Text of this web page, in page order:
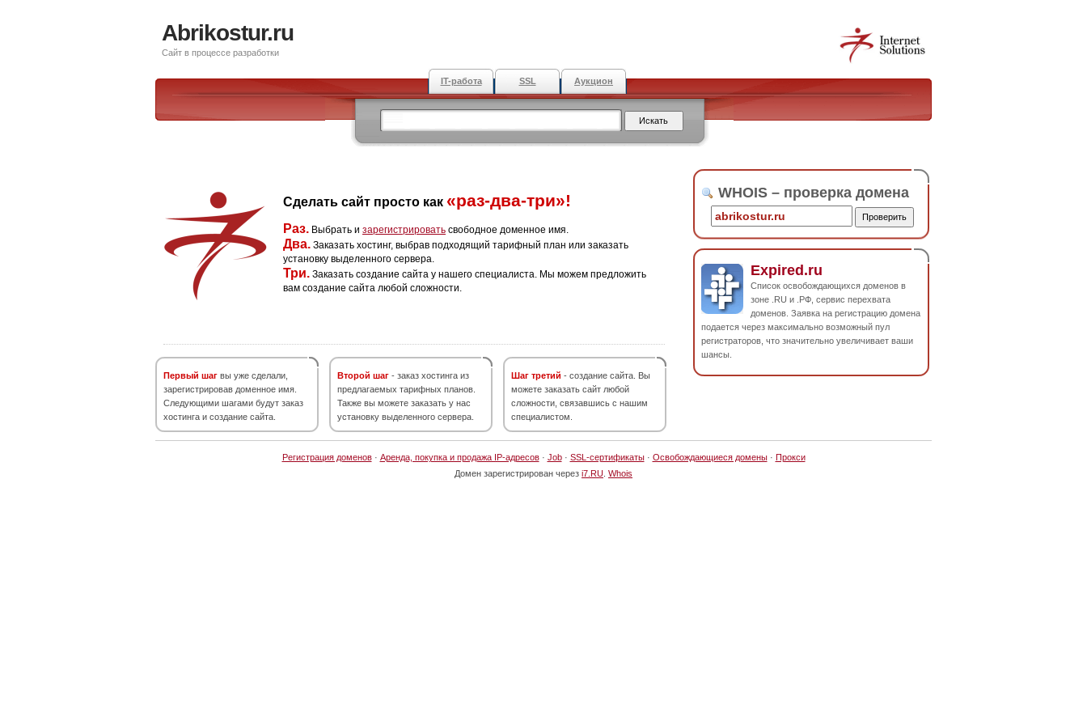
Abrikostur.ru
Сайт в процессе разработки
IT-работа SSL Аукцион
Сделать сайт просто как «раз-два-три»!
Раз. Выбрать и зарегистрировать свободное доменное имя.
Два. Заказать хостинг, выбрав подходящий тарифный план или заказать
установку выделенного сервера.
Три. Заказать создание сайта у нашего специалиста. Мы можем предложить
вам создание сайта любой сложности.
Первый шаг вы уже сделали,
зарегистрировав доменное имя.
Следующими шагами будут заказ
хостинга и создание сайта.
Второй шаг - заказ хостинга из
предлагаемых тарифных планов.
Также вы можете заказать у нас
установку выделенного сервера.
Шаг третий - создание сайта. Вы
можете заказать сайт любой
сложности, связавшись с нашим
специалистом.
WHOIS – проверка домена
Expired.ru
Список освобождающихся доменов в
зоне .RU и .РФ, сервис перехвата
доменов. Заявка на регистрацию домена
подается через максимально возможный пул
регистраторов, что значительно увеличивает ваши
шансы.
Регистрация доменов· Аренда, покупка и продажа IP-адресов· Job· SSL-сертификаты· Освобождающиеся домены· Прокси
Домен зарегистрирован через i7.RU Whois